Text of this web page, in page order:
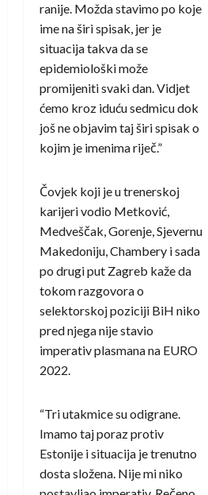
ranije. Možda stavimo po koje
ime na širi spisak, jer je
situacija takva da se
epidemiološki može
promijeniti svaki dan. Vidjet
ćemo kroz iduću sedmicu dok
još ne objavim taj širi spisak o
kojim je imenima riječ.”
Čovjek koji je u trenerskoj
karijeri vodio Metković,
Medveščak, Gorenje, Sjevernu
Makedoniju, Chambery i sada
po drugi put Zagreb kaže da
tokom razgovora o
selektorskoj poziciji BiH niko
pred njega nije stavio
imperativ plasmana na EURO
2022.
“Tri utakmice su odigrane.
Imamo taj poraz protiv
Estonije i situacija je trenutno
dosta složena. Nije mi niko